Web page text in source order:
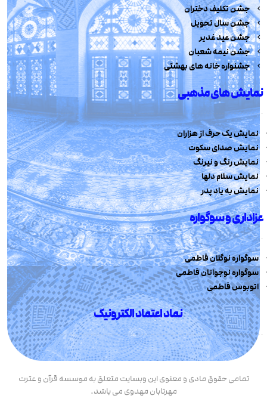
جشن تکلیف دختران
جشن سال تحویل
جشن عید غدیر
جشن نیمه شعبان
جشنواره خانه های بهشتی
نمایش های مذهبی
نمایش یک حرف از هزاران
نمایش صدای سکوت
نمایش رنگ و نیرنگ
نمایش سلام دلها
نمایش به یاد پدر
عزاداری و سوگواره
سوگواره نوگلان فاطمی
سوگواره نوجوانان فاطمی
اتوبوس فاطمی
نماد اعتماد الکترونیک
تمامی حقوق مادی و معنوی این وبسایت متعلق به موسسه قرآن و عترت
مهرتابان مهدوی می باشد.